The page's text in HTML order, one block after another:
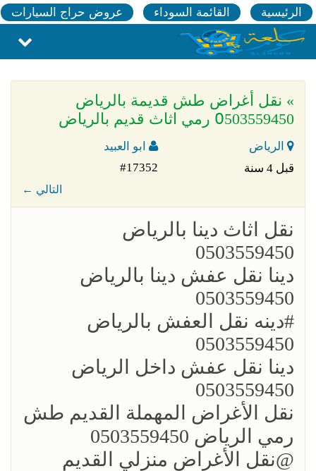
الرئيسية القائمة السوداء عروض حراج السيارات
» نقل أغراض طش قديمة بالرياض
0َ503559450 رمي اثاث قديم بالرياض
الرياض
ابو العبيد
قبل 4 سنة
#17352
← التالي
؜نقل اثاث دينا بالرياض
0503559450
؜دينا نقل عفش دينا بالرياض
0503559450
؜؜#دينه نقل العفش بالرياض
0503559450
؜دينا نقل عفش داخل الرياض
0503559450
؜نقل الأغراض المهملة القديم طش
رمي الرياض 0503559450
؜؜@نقل الأغراض منزلي القديم